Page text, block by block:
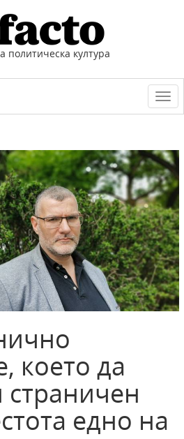
политическа култура
което да
страничен
едно на